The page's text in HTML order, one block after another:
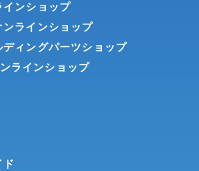
インショップ
ンラインショップ
ディングパーツショップ
ラインショップ
ド